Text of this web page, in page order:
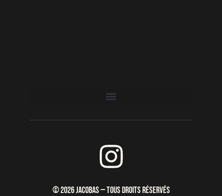
I
n
© 2026 JACOBAS — TOUS DROITS RÉSERVÉS